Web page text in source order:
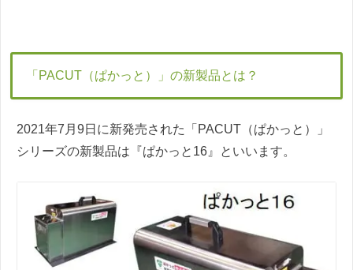
「PACUT（ぱかっと）」の新製品とは？
2021年7月9日に新発売された「PACUT（ぱかっと）」
シリーズの新製品は『ぱかっと16』といいます。